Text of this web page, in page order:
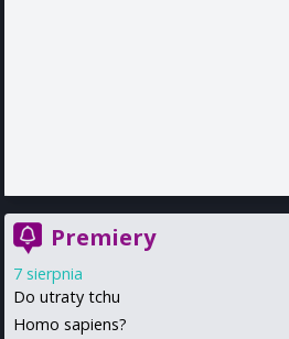
Premiery
7 sierpnia
Do utraty tchu
Homo sapiens?